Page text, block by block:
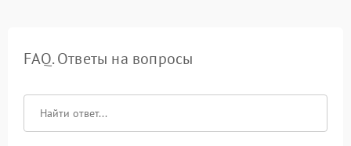
FAQ. Ответы на вопросы